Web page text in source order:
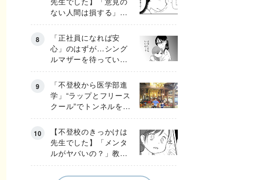
ない人間は損する」担
任の一言が苦しみに…
《第１話》
「正社員になれば安
心」のはずが…シング
ルマザーを待ってい
た“魔の２年間”【前編】
「不登校から医学部進
学」“ラップとフリース
クール”でトンネルを脱
して高校受験へ〔元野
球少年の実話〕
【不登校のきっかけは
先生でした】「メンタ
ルがヤバいの？」教室
で始まった悪ふざけ
《第３話》